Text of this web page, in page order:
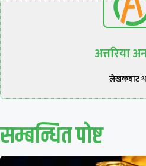
अत्तरिया
लेखकबाट
सम्बन्धित पाेष्ट